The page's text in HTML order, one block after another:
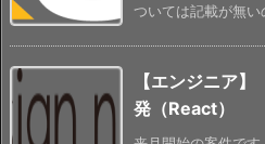
ついては記載が無
【エンジニア
発（React）